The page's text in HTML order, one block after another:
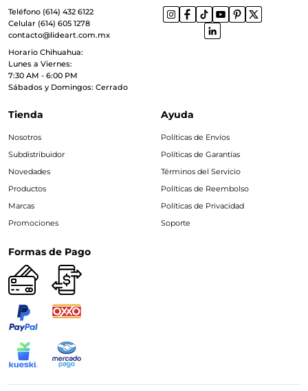
Teléfono (614) 432 6122
Celular (614) 605 1278
contacto@lideart.com.mx
Horario Chihuahua:
Lunes a Viernes:
7:30 AM - 6:00 PM
Sábados y Domingos: Cerrado
Tienda
Nosotros
Subdistribuidor
Novedades
Productos
Marcas
Promociones
Ayuda
Políticas de Envíos
Políticas de Garantías
Términos del Servicio
Políticas de Reembolso
Políticas de Privacidad
Soporte
Formas de Pago